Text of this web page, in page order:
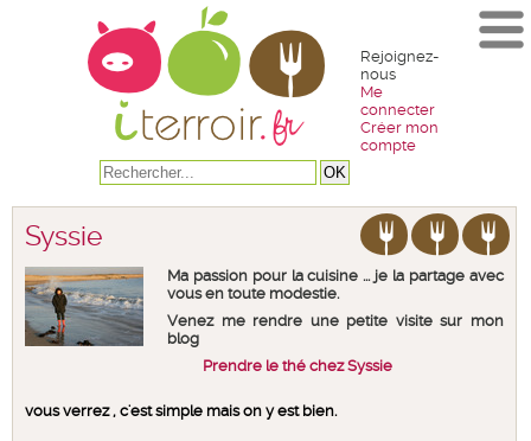
Rejoignez-
nous
Me
connecter
Créer mon
compte
Syssie
Ma passion pour la cuisine ... je la partage avec
vous en toute modestie.
Venez me rendre une petite visite sur mon
blog
Prendre le thé chez Syssie
vous verrez , c'est simple mais on y est bien.